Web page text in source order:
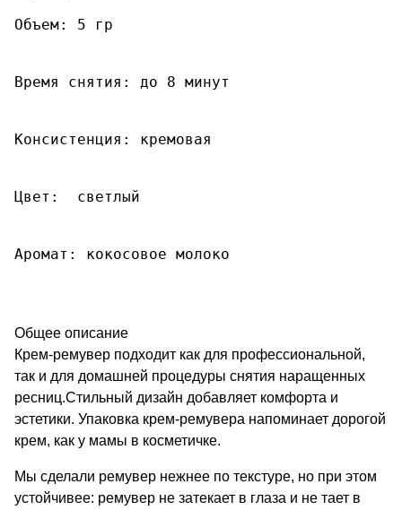
вызывает раздражения.
Аромат: кокосовое молоко
Общее описание
Крем-ремувер подходит как для профессиональной,
так и для домашней процедуры снятия наращенных
ресниц.Стильный дизайн добавляет комфорта и
эстетики. Упаковка крем-ремувера напоминает дорогой
крем, как у мамы в косметичке.
Мы сделали ремувер нежнее по текстуре, но при этом
устойчивее: ремувер не затекает в глаза и не тает в